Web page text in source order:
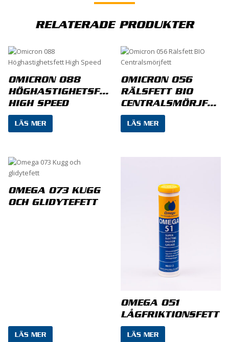
BLI FÖRST MED ATT RECENSERA ”OMICRON 588
BLÅSMASKINSOLJA – BLOWER FG-KLASSAD”
Din e-postadress kommer inte publiceras.
Obligatoriska fält är märkta
*
Ditt betyg*
Din recension
E-post*
RELATERADE PRODUKTER
OMICRON 088
HÖGHASTIGHETSFETT
HIGH SPEED
LÄS MER
OMICRON 056
RÄLSFETT BIO
CENTRALSMÖRJFETT
LÄS MER
OMEGA 073 KUGG
OCH GLIDYTEFETT
LÄS MER
OMEGA 051
LÅGFRIKTIONSFETT
LÄS MER